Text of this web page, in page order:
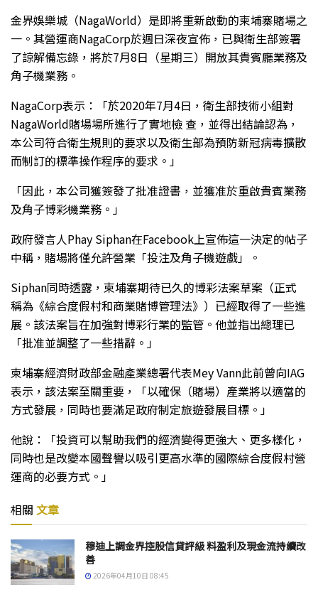
金界娛樂城（NagaWorld）是即將重新啟動的柬埔寨賭場之
一。其營運商NagaCorp於週日深夜宣佈，已與衛生部簽署
了諒解備忘錄，將於7月8日（星期三）開放其貴賓廳業務及
角子機業務。
NagaCorp表示：「於2020年7月4日，衛生部技術小組對
NagaWorld賭場場所進行了實地檢 查，並得出結論認為，
本公司符合衛生規則的要求以及衛生部為預防新冠病毒擴散
而制訂的標準操作程序的要求。」
「因此，本公司獲簽發了批准證書，並獲准於重啟貴賓業務
及角子博彩機業務。」
政府發言人Phay Siphan在Facebook上宣佈這一決定的帖子
中稱，賭場將僅允許營業「投注及角子機遊戲」。
Siphan同時透露，柬埔寨期待已久的博彩法案草案（正式
稱為《綜合度假村和商業賭博管理法》）已經取得了一些進
展。該法案旨在加強對博彩行業的監管。他並指出總理已
「批准並調整了一些措辭。」
柬埔寨經濟財政部金融產業總署代表Mey Vann此前曾向IAG
表示，該法案至關重要，「以確保（賭場）產業將以適當的
方式發展，同時也要滿足政府制定旅遊發展目標。」
他說：「投資可以幫助我們的經濟變得更強大、更多樣化，
同時也是改變本國聲譽以吸引更高水準的國際綜合度假村營
運商的必要方式。」
相關 文章
穆迪上調金界控股信貸評級 料盈利及現金流持續改
善
2026年04月10日 08:45